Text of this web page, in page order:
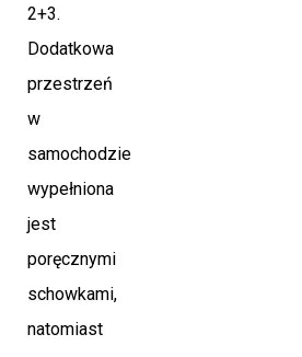
2+3.
Dodatkowa
przestrzeń
w
samochodzie
wypełniona
jest
poręcznymi
schowkami,
natomiast